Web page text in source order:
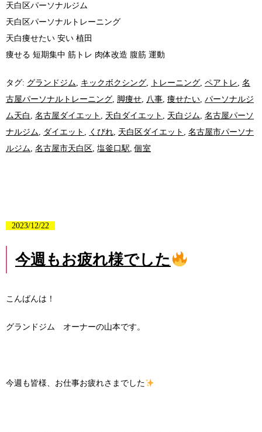
天白区パーソナルジム
天白区パーソナルトレーニング
天白痩せたい 安い 植田
痩せる 短期集中 筋トレ 肉体改造 腹筋 運動
タグ: グランドジム, キックボクシング, トレーニング, ペアトレ, 名
古屋パーソナルトレーニング, 脚痩せ, 八事, 痩せたい, パーソナルジ
ム天白 , 名古屋ダイエット , 天白ダイエット , 天白ジム, 名古屋パーソ
ナルジム, ダイエット , くびれ, 天白区ダイエット , 名古屋市パーソナ
ルジム, 名古屋市天白区 , 塩釜口駅,個室
2023/12/22
今週もお疲れ様でした
こんばんは！
グランドジム オーナーの山本です。
今週も皆様、お仕事お疲れさまでした